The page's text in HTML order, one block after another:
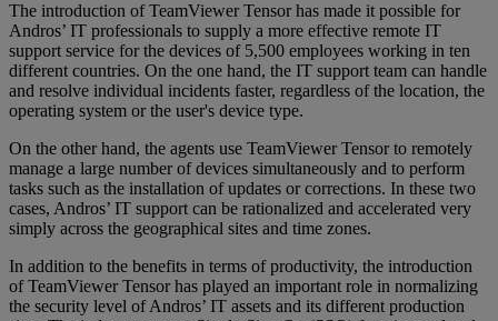
The introduction of TeamViewer Tensor has made it possible for
Andros’ IT professionals to supply a more effective remote IT
support service for the devices of 5,500 employees working in ten
different countries. On the one hand, the IT support team can handle
and resolve individual incidents faster, regardless of the location, the
operating system or the user's device type.
On the other hand, the agents use TeamViewer Tensor to remotely
manage a large number of devices simultaneously and to perform
tasks such as the installation of updates or corrections. In these two
cases, Andros’ IT support can be rationalized and accelerated very
simply across the geographical sites and time zones.
In addition to the benefits in terms of productivity, the introduction
of TeamViewer Tensor has played an important role in normalizing
the security level of Andros’ IT assets and its different production